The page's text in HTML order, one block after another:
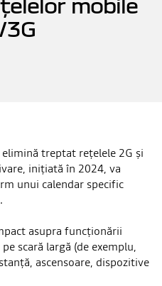
mobile
3G
treptat rețelele 2G și
inițiată în 2024, va
unui calendar specific
asupra funcționării
scară largă (de exemplu,
ascensoare, dispozitive